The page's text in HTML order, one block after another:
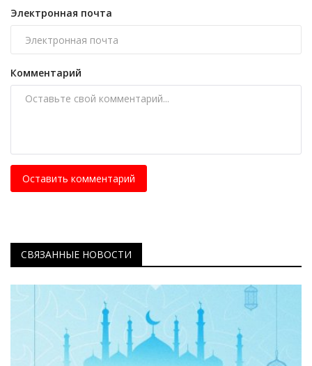
Электронная почта
Комментарий
Оставить комментарий
СВЯЗАННЫЕ НОВОСТИ